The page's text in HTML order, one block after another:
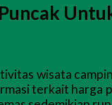
wisata
terkait harga